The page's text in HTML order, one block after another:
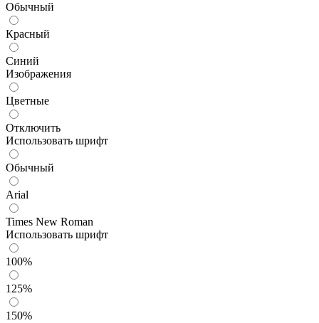
Обычный
Красный
Синий
Изображения
Цветные
Отключить
Использовать шрифт
Обычный
Arial
Times New Roman
Использовать шрифт
100%
125%
150%